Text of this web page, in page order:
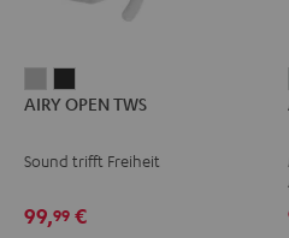
OPEN
Moon
OPEN
Night
AIRY OPEN TWS
Sound trifft Freiheit
99,99 €